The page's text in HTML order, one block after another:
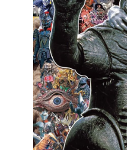
【特別編】トラ
ンスフォーマー
ごー！ごー！
【月イチ更新】
【第6話更新
♡】 わんも
トランスフ
マーごー！ご
ー！【月末更
新】